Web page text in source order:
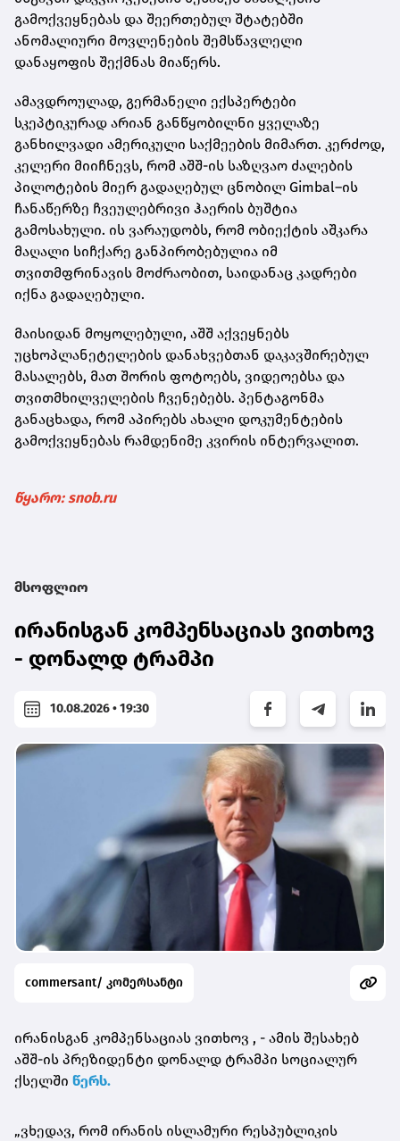
გამოქვეყნებას და შეერთებულ შტატებში
ანომალიური მოვლენების შემსწავლელი
დანაყოფის შექმნას მიაწერს.
ამავდროულად, გერმანელი ექსპერტები
სკეპტიკურად არიან განწყობილნი ყველაზე
განხილვადი ამერიკული საქმეების მიმართ. კერძოდ,
კელერი მიიჩნევს, რომ აშშ-ის საზღვაო ძალების
პილოტების მიერ გადაღებულ ცნობილ Gimbal–ის
ჩანაწერზე ჩვეულებრივი ჰაერის ბუშტია
გამოსახული. ის ვარაუდობს, რომ ობიექტის აშკარა
მაღალი სიჩქარე განპირობებულია იმ
თვითმფრინავის მოძრაობით, საიდანაც კადრები
იქნა გადაღებული.
მაისიდან მოყოლებული, აშშ აქვეყნებს
უცხოპლანეტელების დანახვებთან დაკავშირებულ
მასალებს, მათ შორის ფოტოებს, ვიდეოებსა და
თვითმხილველების ჩვენებებს. პენტაგონმა
განაცხადა, რომ აპირებს ახალი დოკუმენტების
გამოქვეყნებას რამდენიმე კვირის ინტერვალით.
წყარო: snob.ru
მსოფლიო
ირანისგან კომპენსაციას ვითხოვ
- დონალდ ტრამპი
10.08.2026 • 19:30
commersant/ კომერსანტი
ირანისგან კომპენსაციას ვითხოვ , - ამის შესახებ
აშშ-ის პრეზიდენტი დონალდ ტრამპი სოციალურ
ქსელში წერს.
„ვხედავ, რომ ირანის ისლამური რესპუბლიკის